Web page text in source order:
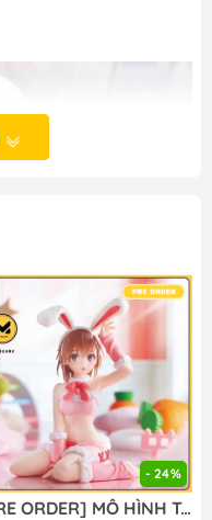
- 24%
[PRE ORDER] MÔ HÌNH To Aru Kagaku no Railgun - Misaka Mikoto - Moflock - Fluffy Bunny Ver. (Taito) FIGURE CHÍNH HÃNG